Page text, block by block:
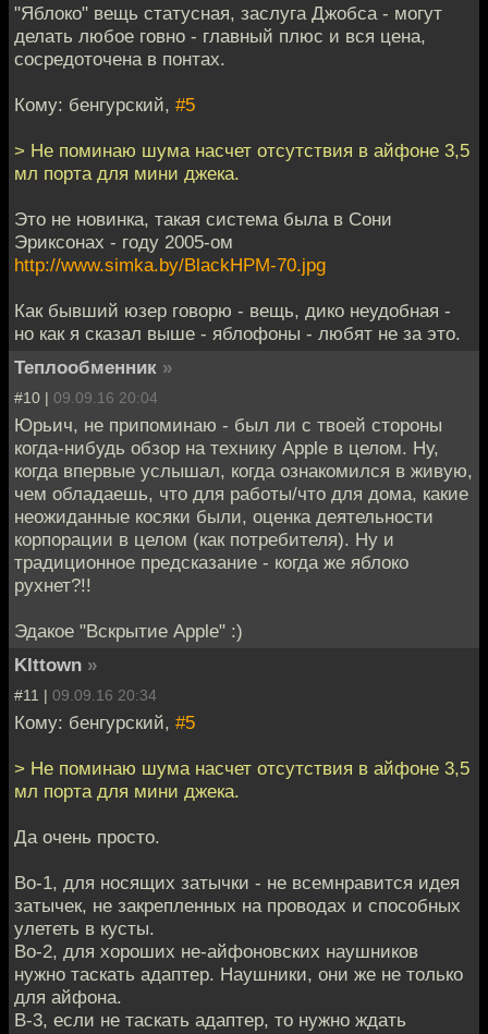
"Яблоко" вещь статусная, заслуга Джобса - могут
делать любое говно - главный плюс и вся цена,
сосредоточена в понтах.
Кому: бенгурский, #5
> Не поминаю шума насчет отсутствия в айфоне 3,5
мл порта для мини джека.
Это не новинка, такая система была в Сони
Эриксонах - году 2005-ом
http://www.simka.by/BlackHPM-70.jpg
Как бывший юзер говорю - вещь, дико неудобная -
но как я сказал выше - яблофоны - любят не за это.
Теплообменник »
#10 | 09.09.16 20:04
Юрьич, не припоминаю - был ли с твоей стороны
когда-нибудь обзор на технику Apple в целом. Ну,
когда впервые услышал, когда ознакомился в живую,
чем обладаешь, что для работы/что для дома, какие
неожиданные косяки были, оценка деятельности
корпорации в целом (как потребителя). Ну и
традиционное предсказание - когда же яблоко
рухнет?!!
Эдакое "Вскрытие Apple" :)
KIttown »
#11 | 09.09.16 20:34
Кому: бенгурский, #5
> Не поминаю шума насчет отсутствия в айфоне 3,5
мл порта для мини джека.
Да очень просто.
Во-1, для носящих затычки - не всемнравится идея
затычек, не закрепленных на проводах и способных
улететь в кусты.
Во-2, для хороших не-айфоновских наушников
нужно таскать адаптер. Наушники, они же не только
для айфона.
В-3, если не таскать адаптер, то нужно ждать